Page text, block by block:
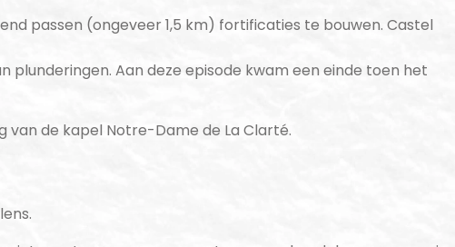
passen (ongeveer 1,5 km) fortificaties te bouwen. Castel
plunderingen. Aan deze episode kwam een einde toen het
de kapel Notre-Dame de La Clarté.